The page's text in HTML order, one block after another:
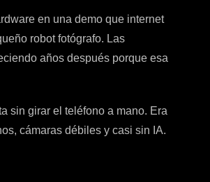
en una demo que internet
robot fotógrafo. Las
años después porque esa
sin girar el teléfono a mano. Era
cámaras débiles y casi sin IA.